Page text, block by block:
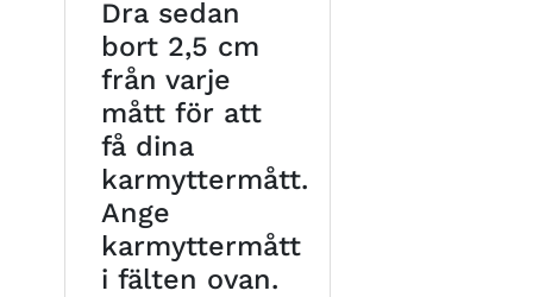
Dra sedan
bort 2,5 cm
från varje
mått för att
få dina
karmyttermått.
Ange
karmyttermått
i fälten ovan.